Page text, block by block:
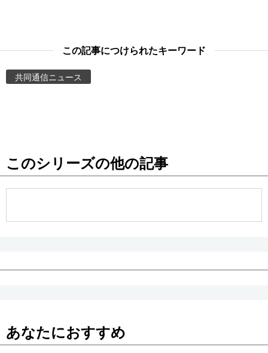
スポーツ・東京2020
Images
この記事につけられたキーワード
共同通信ニュース
このシリーズの他の記事
あなたにおすすめ